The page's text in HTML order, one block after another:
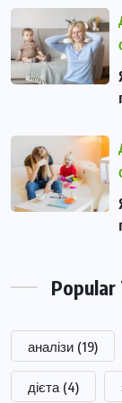
Popular
аналізи (19)
дієта (4)